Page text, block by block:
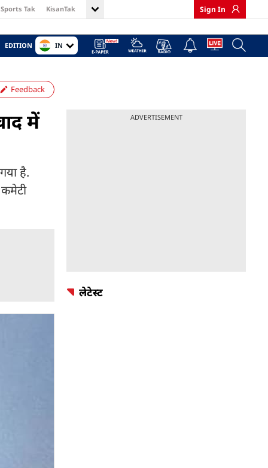
Sports Tak KisanTak Sign In
EDITION IN
Feedback
में
है.
ADVERTISEMENT
लेटेस्ट